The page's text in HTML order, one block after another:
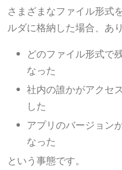
さまざまなファイル形式
ルダに格納した場合、あ
どのファイル形式で
なった
社内の誰かがアクセ
した
アプリのバージョン
なった
という事態です。